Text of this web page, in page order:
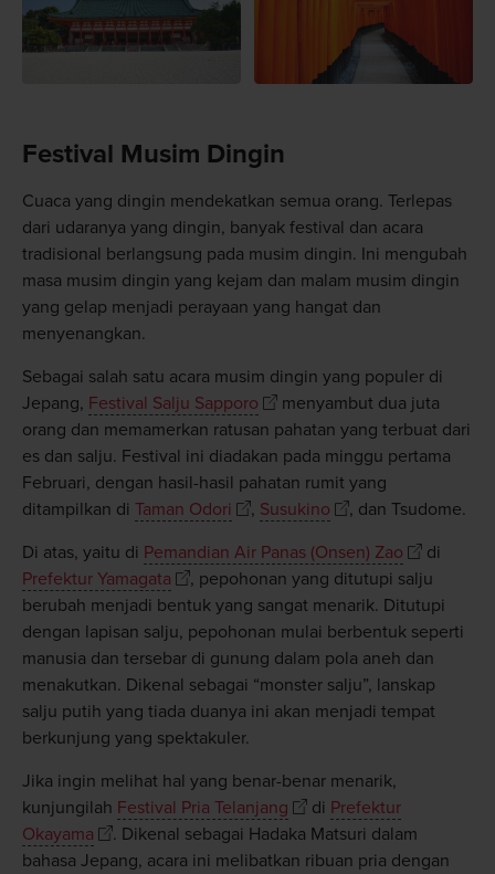
Festival Musim Dingin
Cuaca yang dingin mendekatkan semua orang. Terlepas
dari udaranya yang dingin, banyak festival dan acara
tradisional berlangsung pada musim dingin. Ini mengubah
masa musim dingin yang kejam dan malam musim dingin
yang gelap menjadi perayaan yang hangat dan
menyenangkan.
Sebagai salah satu acara musim dingin yang populer di
Jepang, Festival Salju Sapporo
menyambut dua juta
orang dan memamerkan ratusan pahatan yang terbuat dari
es dan salju. Festival ini diadakan pada minggu pertama
Februari, dengan hasil-hasil pahatan rumit yang
ditampilkan di Taman Odori , Susukino
, dan Tsudome.
Di atas, yaitu di Pemandian Air Panas (Onsen) Zao
di
Prefektur Yamagata
, pepohonan yang ditutupi salju
berubah menjadi bentuk yang sangat menarik. Ditutupi
dengan lapisan salju, pepohonan mulai berbentuk seperti
manusia dan tersebar di gunung dalam pola aneh dan
menakutkan. Dikenal sebagai “monster salju”, lanskap
salju putih yang tiada duanya ini akan menjadi tempat
berkunjung yang spektakuler.
Jika ingin melihat hal yang benar-benar menarik,
kunjungilah Festival Pria Telanjang di Prefektur
Okayama
. Dikenal sebagai Hadaka Matsuri dalam
bahasa Jepang, acara ini melibatkan ribuan pria dengan